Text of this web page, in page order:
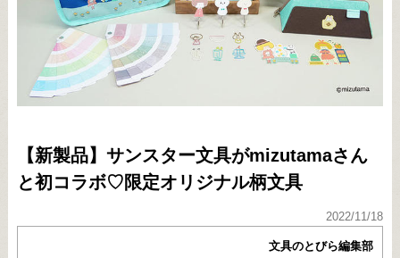
【新製品】サンスター文具がmizutamaさん
と初コラボ♡限定オリジナル柄文具
2022/11/18
文具のとびら編集部